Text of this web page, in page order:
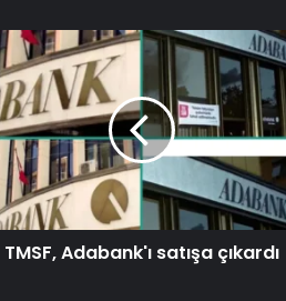
TMSF, Adabank'ı satışa çıkardı